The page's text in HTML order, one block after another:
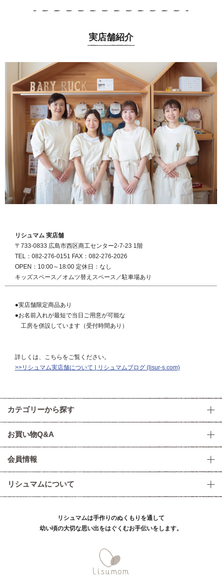
実店舗紹介
リシュマム 実店舗
〒733-0833 広島市西区商工センター2-7-23 1階
TEL：082-276-0151 FAX：082-276-2026
OPEN：10:00～18:00 定休日：なし
キッズスペース／オムツ替えスペース／駐車場あり
●実店舗限定商品あり
●お名前入れが最短で当日ご用意が可能な
工房を併設しています（受付時間あり）
詳しくは、こちらをご覧ください。
>>リシュマム実店舗について | リシュマムブログ (lisur-s.com)
カテゴリーから探す
お買い物Q&A
会員情報
リシュマムについて
リシュマムは手作りのぬくもりを通して
幼い頃の大切な思い出をはぐくむお手伝いをします。